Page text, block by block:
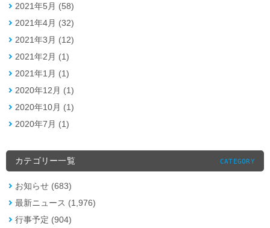
2021年5月 (58)
2021年4月 (32)
2021年3月 (12)
2021年2月 (1)
2021年1月 (1)
2020年12月 (1)
2020年10月 (1)
2020年7月 (1)
カテゴリー一覧 CATEGORY
お知らせ (683)
最新ニュース (1,976)
行事予定 (904)